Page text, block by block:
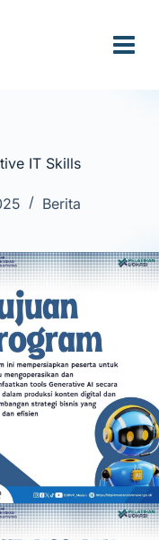
IT Skills
Berita